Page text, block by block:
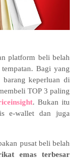
platform beli belah
Bagi yang
keperluan di
TOP 3 paling
. Bukan itu
e-wallet dan juga
pusat beli belah
emas terbesar